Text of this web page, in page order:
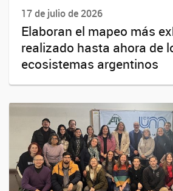
17 de julio de 2026
Elaboran el mapeo más
realizado hasta ahora de
ecosistemas argentinos